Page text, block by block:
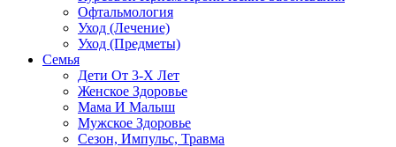
Офтальмология
Уход (Лечение)
Уход (Предметы)
Семья
Дети От 3-Х Лет
Женское Здоровье
Мама И Малыш
Мужское Здоровье
Сезон, Импульс, Травма